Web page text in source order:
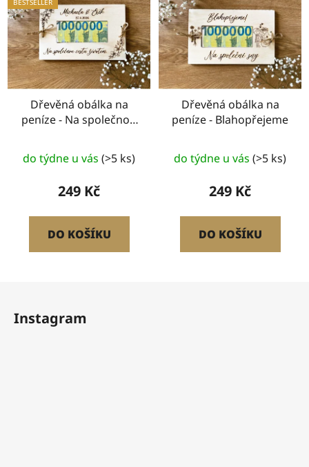
Dřevěná obálka na
peníze - Na společnou
do týdne u vás (>5 ks)
249 Kč
DO KOŠÍKU
Dřevěná obálka na
peníze - Blahopřejeme
do týdne u vás (>5 ks)
249 Kč
DO KOŠÍKU
Instagram